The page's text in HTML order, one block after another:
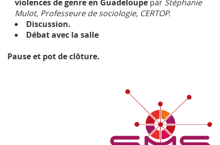
violences de genre en Guadeloupe par Stéphanie
Mulot, Professeure de sociologie, CERTOP.
Discussion.
Débat avec la salle
Pause et pot de clôture.